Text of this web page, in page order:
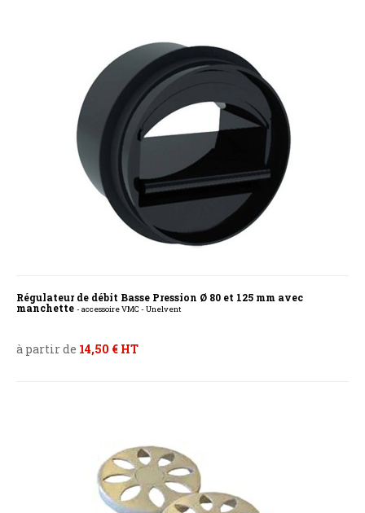
Régulateur de débit Basse Pression Ø 80 et 125 mm avec
manchette - accessoire VMC - Unelvent
à partir de 14,50 € HT